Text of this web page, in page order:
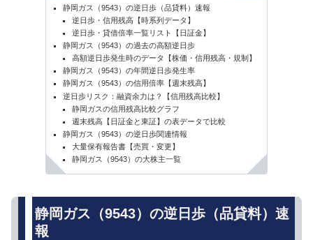
静岡ガス（9543）の逆日歩（品貸料）速報
逆日歩・信用残高【時系列データ】
逆日歩・貸借倍率一覧リスト【日証金】
静岡ガス（9543）の過去の高額逆日歩
高額逆日歩発生時のデータ【株価・信用残高・規制】
静岡ガス（9543）の年間逆日歩発生率
静岡ガス（9543）の信用倍率【週末残高】
逆日歩リスク：融資余力は？【信用残高比較】
静岡ガスの信用残高比較グラフ
週末残高【日証金と東証】の表データで比較
静岡ガス（9543）の逆日歩関連情報
大量保有報告書【売買・変更】
静岡ガス（9543）の大株主一覧
静岡ガス（9543）の逆日歩（品貸料）速
報